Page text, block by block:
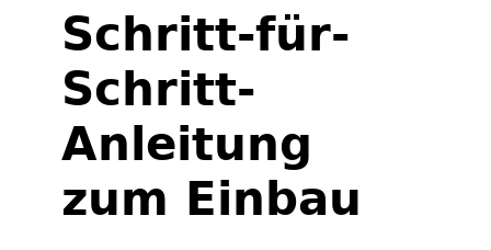
Schritt-für-
Schritt-
Anleitung
zum Einbau